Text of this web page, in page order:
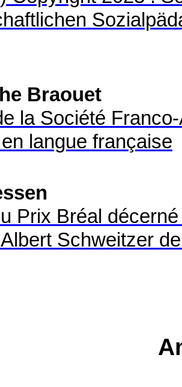
Braouet
la Société
langue française
Prix Bréal
Schweitzer